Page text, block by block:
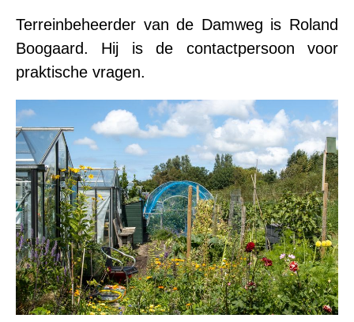
Terreinbeheerder van de Damweg is Roland
Boogaard. Hij is de contactpersoon voor
praktische vragen.